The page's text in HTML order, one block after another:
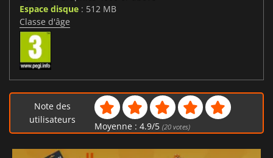
Espace disque : 512 MB
Classe d'âge
Note des
utilisateurs
Moyenne : 4.9/5 (20votes)